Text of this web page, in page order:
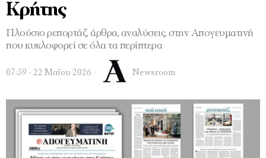
Κρήτης
Πλούσιο ρεπορτάζ, άρθρα, αναλύσεις, στην Απογευματινή
που κυκλοφορεί σε όλα τα περίπτερα
07:59 - 22 Μαΐου 2026 Newsroom